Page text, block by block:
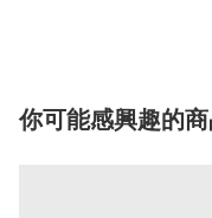
你可能感興趣的